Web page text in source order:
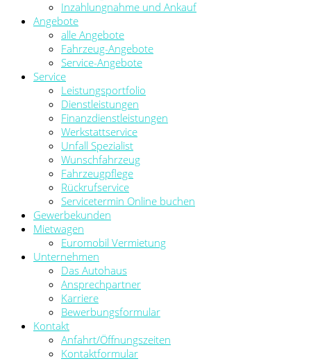
Inzahlungnahme und Ankauf
Angebote
alle Angebote
Fahrzeug-Angebote
Service-Angebote
Service
Leistungsportfolio
Dienstleistungen
Finanzdienstleistungen
Werkstattservice
Unfall Spezialist
Wunschfahrzeug
Fahrzeugpflege
Rückrufservice
Servicetermin Online buchen
Gewerbekunden
Mietwagen
Euromobil Vermietung
Unternehmen
Das Autohaus
Ansprechpartner
Karriere
Bewerbungsformular
Kontakt
Anfahrt/Öffnungszeiten
Kontaktformular